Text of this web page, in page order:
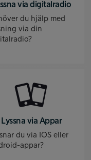
via digitalradio
du hjälp med
via din
Lyssna via Appar
du via IOS eller
appar?